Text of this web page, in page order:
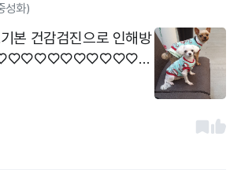
성화)
본 건감검진으로 인해방